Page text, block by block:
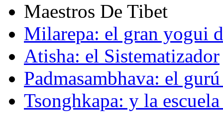
Maestros De Tibet
Milarepa: el gran yogui
Atisha: el Sistematizador
Padmasambhava: el
Tsonghkapa: y la